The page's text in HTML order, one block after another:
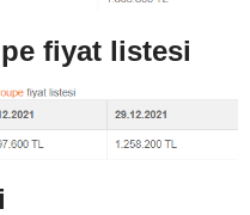
fiyat listesi